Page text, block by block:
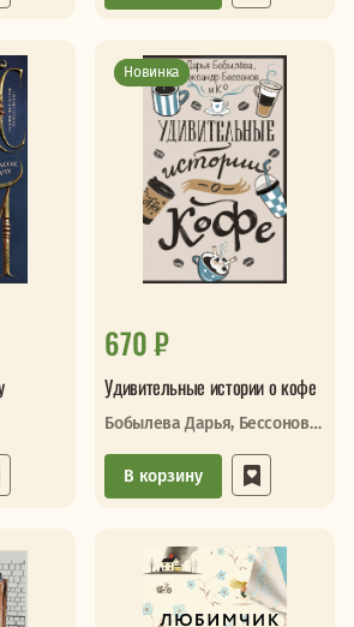
Новинка
670 ₽
Удивительные истории о кофе
Бобылева Дарья, Бессонов
В корзину